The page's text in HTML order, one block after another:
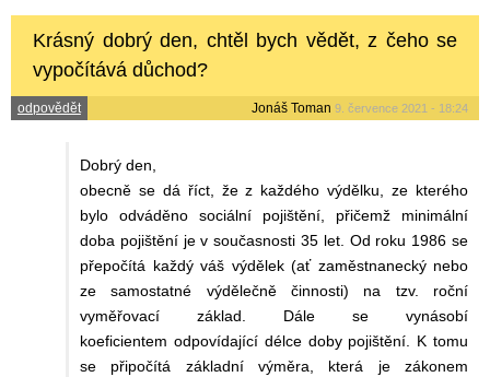
Krásný dobrý den, chtěl bych vědět, z čeho se
vypočítává důchod?
odpovědět Jonáš Toman 9. července 2021 - 18:24
Dobrý den,
obecně se dá říct, že z každého výdělku, ze kterého
bylo odváděno sociální pojištění, přičemž minimální
doba pojištění je v současnosti 35 let. Od roku 1986 se
přepočítá každý váš výdělek (ať zaměstnanecký nebo
ze samostatné výdělečně činnosti) na tzv. roční
vyměřovací základ. Dále se vynásobí
koeficientem odpovídající délce doby pojištění. K tomu
se připočítá základní výměra, která je zákonem